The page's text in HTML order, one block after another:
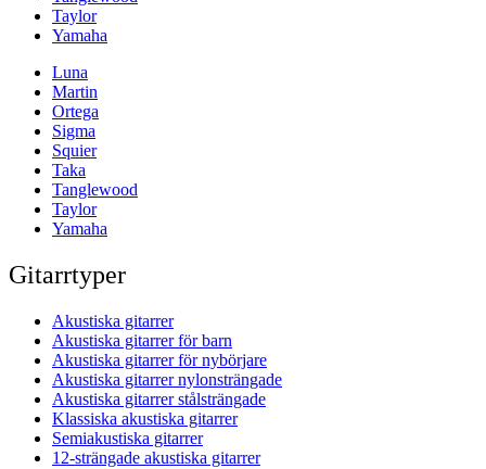
Taylor
Yamaha
Luna
Martin
Ortega
Sigma
Squier
Taka
Tanglewood
Taylor
Yamaha
Gitarrtyper
Akustiska gitarrer
Akustiska gitarrer för barn
Akustiska gitarrer för nybörjare
Akustiska gitarrer nylonsträngade
Akustiska gitarrer stålsträngade
Klassiska akustiska gitarrer
Semiakustiska gitarrer
12-strängade akustiska gitarrer